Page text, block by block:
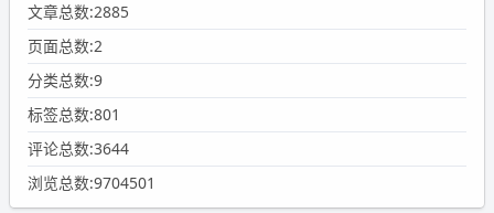
文章总数:2885
页面总数:2
分类总数:9
标签总数:801
评论总数:3644
浏览总数:9704501